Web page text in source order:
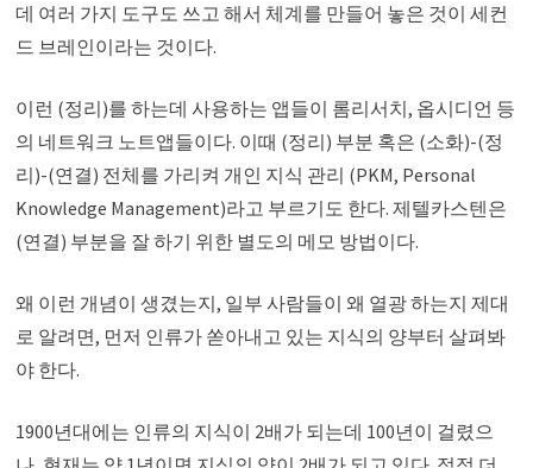
데 여러 가지 도구도 쓰고 해서 체계를 만들어 놓은 것이 세컨
드 브레인이라는 것이다.
이런 (정리)를 하는데 사용하는 앱들이 롬리서치, 옵시디언 등
의 네트워크 노트앱들이다. 이때 (정리) 부분 혹은 (소화)-(정
리)-(연결) 전체를 가리켜 개인 지식 관리 (PKM, Personal
Knowledge Management)라고 부르기도 한다. 제텔카스텐은
(연결) 부분을 잘 하기 위한 별도의 메모 방법이다.
왜 이런 개념이 생겼는지, 일부 사람들이 왜 열광 하는지 제대
로 알려면, 먼저 인류가 쏟아내고 있는 지식의 양부터 살펴봐
야 한다.
1900년대에는 인류의 지식이 2배가 되는데 100년이 걸렸으